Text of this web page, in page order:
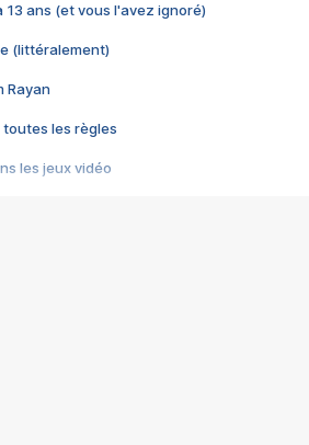
13 ans (et vous l'avez ignoré)
(littéralement)
Rayan
toutes les règles
les jeux vidéo